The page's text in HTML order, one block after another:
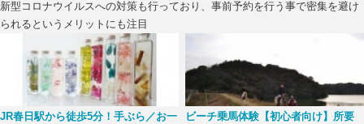
新型コロナウイルスへの対策も行っており、事前予約を行う事で密集を避け
られるというメリットにも注目
JR春日駅から徒歩5分！手ぶら／お一
ビーチ乗馬体験【初心者向け】所要